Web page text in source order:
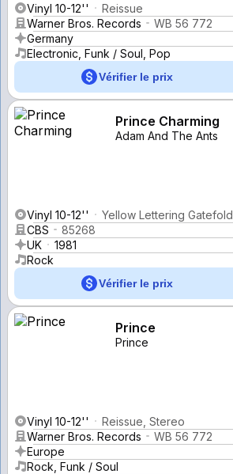
Vinyl 10-12''
Reissue
Warner Bros. Records
WB 56 772
Germany
Electronic, Funk / Soul, Pop
Vérifier le prix
Prince Charming
Adam And The Ants
Vinyl 10-12''
Yellow Lettering Gatefold
CBS
85268
UK
1981
Rock
Vérifier le prix
Prince
Prince
Vinyl 10-12''
Reissue, Stereo
Warner Bros. Records
WB 56 772
Europe
Rock, Funk / Soul